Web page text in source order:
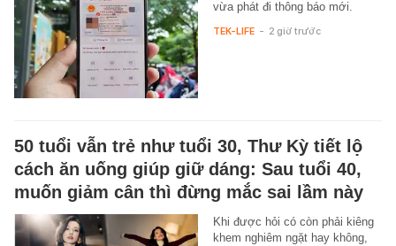
vừa phát đi thông báo mới.
TEK-LIFE - 2 giờ trước
50 tuổi vẫn trẻ như tuổi 30, Thư Kỳ tiết lộ
cách ăn uống giúp giữ dáng: Sau tuổi 40,
muốn giảm cân thì đừng mắc sai lầm này
Khi được hỏi có còn phải kiêng
khem nghiêm ngặt hay không,